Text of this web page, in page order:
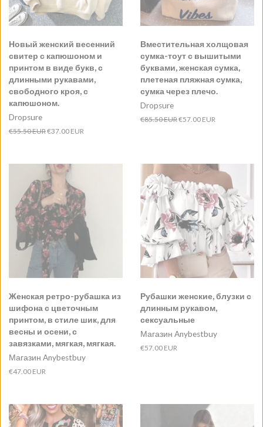
Новый женский весенний
свитер с капюшоном и
принтом в виде букв, с
длинными рукавами,
свободного кроя, с
капюшоном.
Dropsure
Обычная
€55.50 EURЦена
€37.00 EUR
Вместительная холщовая
сумка-тоут с вышитыми
буквами, женская сумка,
плетеная пляжная сумка,
сумка через плечо.
Dropsure
Обычная
€85.50 EURЦена
€57.00 EUR
Женская ретро-рубашка из
шифона с цветочным
принтом, в стиле шик, для
весны и осени, с
завязками, мягкая, мягкая.
Магазин Anybestbuy
Обычная
€47.00 EUR
Рубашки женские, блузки с
длинным рукавом,
сексуальные
Магазин Anybestbuy
Обычная
€57.00 EUR